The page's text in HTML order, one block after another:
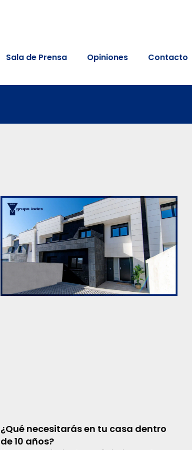
Sala de Prensa Opiniones Contacto
¿Qué necesitarás en tu casa dentro
de 10 años?